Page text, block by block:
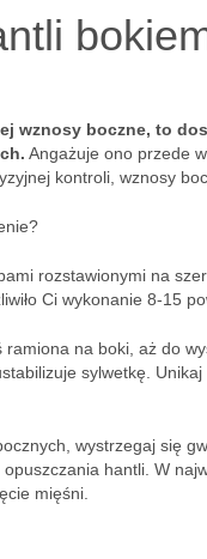
wznosy boczne, to
Angażuje ono przede
kontroli, wznosy
rozstawionymi na
Ci wykonanie 8-15
na boki, aż do
sylwetkę.
wystrzegaj się
hantli. W
mięśni.